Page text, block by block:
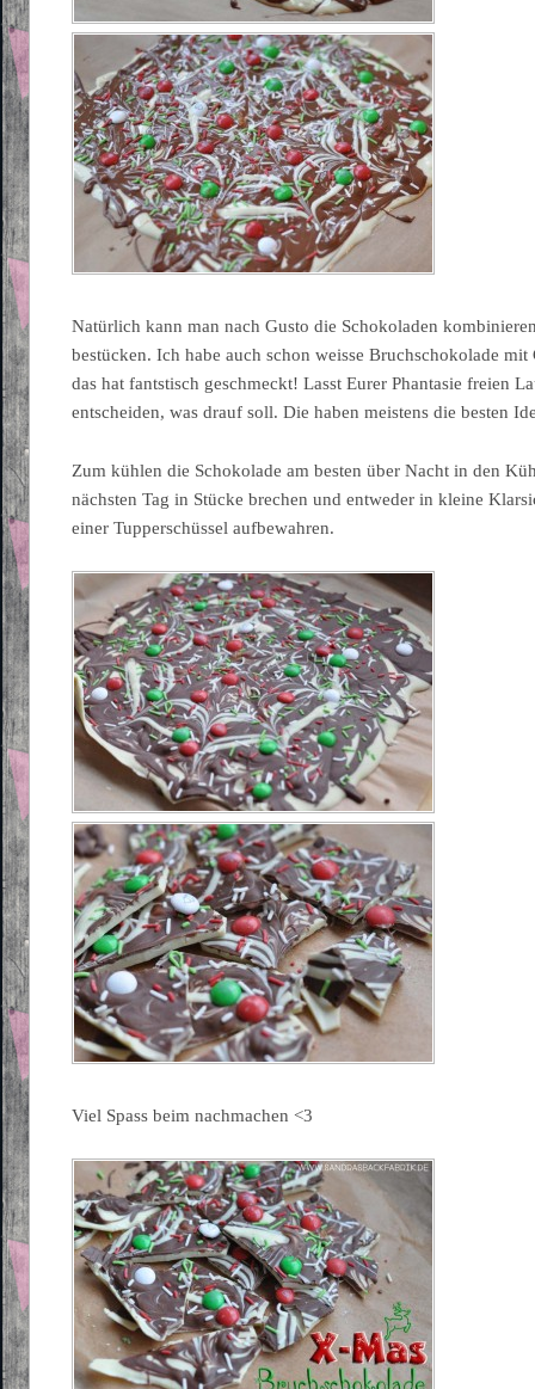
Natürlich kann man nach Gusto die Schokoladen
bestücken. Ich habe auch schon weisse Bruchschokolade mit
das hat fantstisch geschmeckt! Lasst Eurer Phantasie freien
entscheiden, was drauf soll. Die haben meistens die besten
Zum kühlen die Schokolade am besten über Nacht in den
nächsten Tag in Stücke brechen und entweder in kleine
einer Tupperschüssel aufbewahren.
Viel Spass beim nachmachen <3